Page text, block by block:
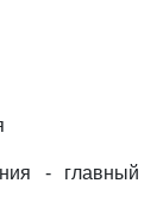
- главный